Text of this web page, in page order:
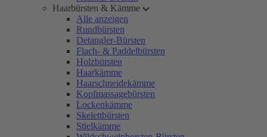
Haarbürsten & Kämme
Alle anzeigen
Rundbürsten
Detangler-Bürsten
Flach- & Paddelbürsten
Holzbürsten
Haarkämme
Haarschneidekämme
Kopfmassagebürsten
Lockenkämme
Skelettbürsten
Stielkämme